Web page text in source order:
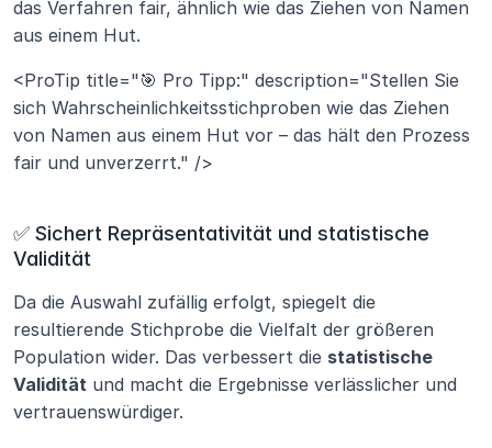
das Verfahren fair, ähnlich wie das Ziehen von Namen
aus einem Hut.
<ProTip title="🎯 Pro Tipp:" description="Stellen Sie
sich Wahrscheinlichkeitsstichproben wie das Ziehen
von Namen aus einem Hut vor – das hält den Prozess
fair und unverzerrt." />
✅ Sichert Repräsentativität und statistische
Validität
Da die Auswahl zufällig erfolgt, spiegelt die
resultierende Stichprobe die Vielfalt der größeren
Population wider. Das verbessert die statistische
Validität und macht die Ergebnisse verlässlicher und
vertrauenswürdiger.